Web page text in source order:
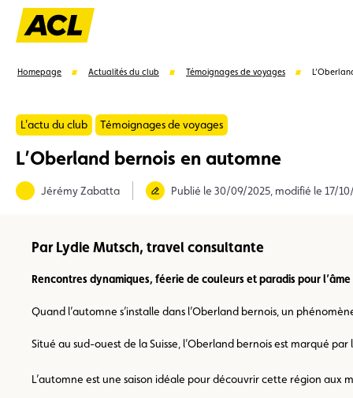
Suggestions
Homepage Actualités du club Témoignages de voyages
L'actu du club Témoignages de voyages
L’Oberland bernois en automne
Jérémy Zabatta Publié le 30/09/2025, modifié le 17/
Par Lydie Mutsch, travel consultante
Rencontres dynamiques, féerie de couleurs et paradis pour
Quand l’automne s’installe dans l’Oberland bernois, un
Situé au sud-ouest de la Suisse, l’Oberland bernois est marqué
L’automne est une saison idéale pour découvrir cette région aux